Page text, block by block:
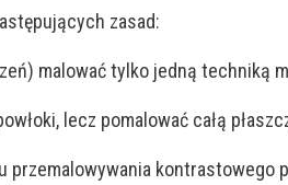
zasad:
malować tylko jedną techniką
lecz pomalować całą
przemalowywania